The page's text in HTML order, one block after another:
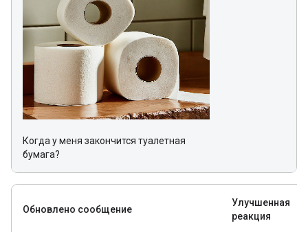
Когда у меня закончится туалетная
бумага?
Обновлено сообщение
Улучшенная
реакция